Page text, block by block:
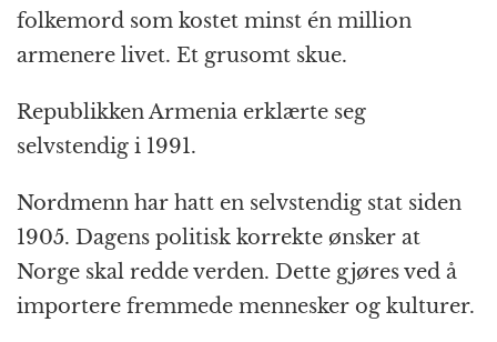
folkemord som kostet minst én million
armenere livet. Et grusomt skue.
Republikken Armenia erklærte seg
selvstendig i 1991.
Nordmenn har hatt en selvstendig stat siden
1905. Dagens politisk korrekte ønsker at
Norge skal redde verden. Dette gjøres ved å
importere fremmede mennesker og kulturer.